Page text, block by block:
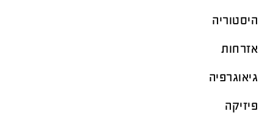
היסטוריה
אזרחות
גיאוגרפיה
פיזיקה